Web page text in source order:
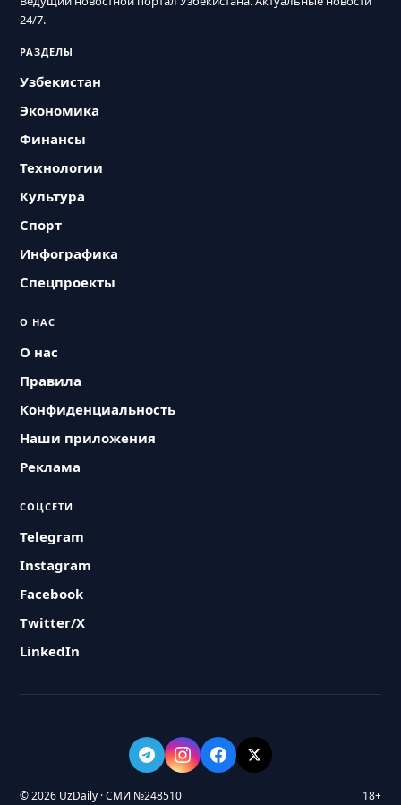
24/7.
РАЗДЕЛЫ
Узбекистан
Экономика
Финансы
Технологии
Культура
Спорт
Инфографика
Спецпроекты
О НАС
О нас
Правила
Конфиденциальность
Наши приложения
Реклама
СОЦСЕТИ
Telegram
Instagram
Facebook
Twitter/X
LinkedIn
© 2026 UzDaily · СМИ №248510 18+